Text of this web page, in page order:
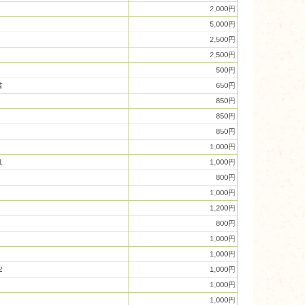
2,000円
5,000円
2,500円
2,500円
500円
650円
850円
850円
850円
1,000円
1,000円
800円
1,000円
1,200円
800円
1,000円
1,000円
1,000円
1,000円
1,000円